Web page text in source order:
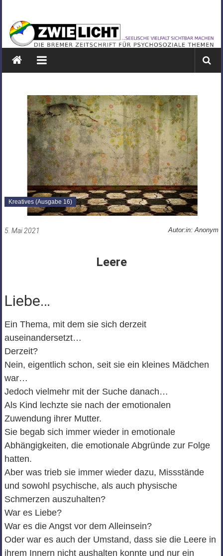
springen
ZWIELICHT
BREMEN
DIE
PSYCHOSOZIALE
THEMEN
Kreatives (Ausgabe 16)
5. Mai 2021 Autor:in: Anonym
Leere
Liebe…
Ein Thema, mit dem sie sich derzeit
auseinandersetzt…
Derzeit?
Nein, eigentlich schon, seit sie ein kleines Mädchen
war…
Jedoch vielmehr mit der Suche danach…
Als Kind lechzte sie nach der emotionalen
Zuwendung ihrer Mutter.
Sie begab sich immer wieder in emotionale
Abhängigkeiten, die emotionale Abgründe zur Folge
hatten.
Aber was trieb sie immer wieder dazu, Missstände
und sowohl psychische, als auch physische
Schmerzen auszuhalten?
War es Liebe?
War es die Angst vor dem Alleinsein?
Oder war es auch der Umstand, dass sie die Leere in
ihrem Innern nicht aushalten konnte und nur ein